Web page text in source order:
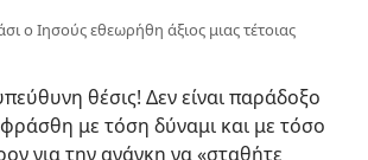
ο Ιησούς εθεωρήθη άξιος μιας τέτοιας
θέσις! Δεν είναι παράδοξο
με τόση δύναμι και με τόσο
για την ανάγκη να «σταθήτε